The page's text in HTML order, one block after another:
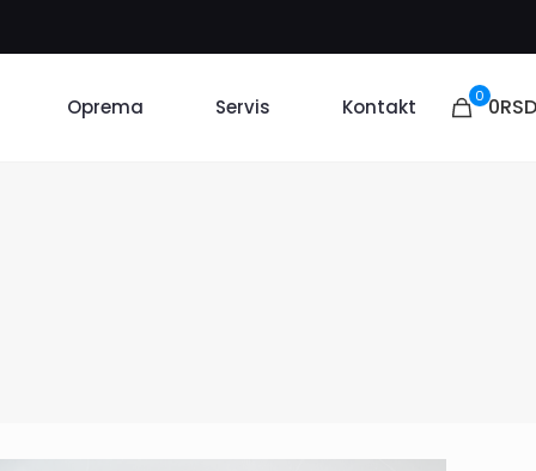
Oprema Servis Kontakt 0 0RSD